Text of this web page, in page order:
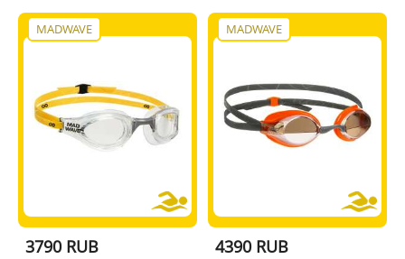
MADWAVE
3790 RUB
MADWAVE
4390 RUB